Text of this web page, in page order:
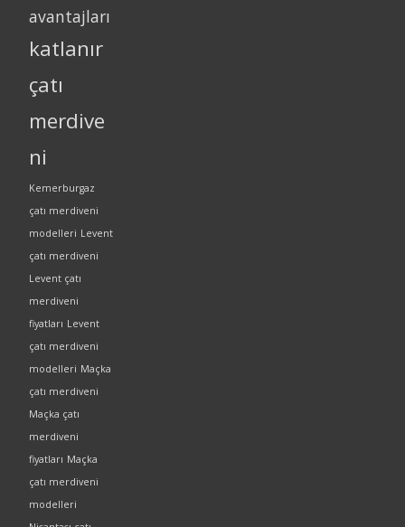
avantajları
katlanır
çatı
merdive
ni
Kemerburgaz
çatı merdiveni
modelleri Levent
çatı merdiveni
Levent çatı
merdiveni
fiyatları Levent
çatı merdiveni
modelleri Maçka
çatı merdiveni
Maçka çatı
merdiveni
fiyatları Maçka
çatı merdiveni
modelleri